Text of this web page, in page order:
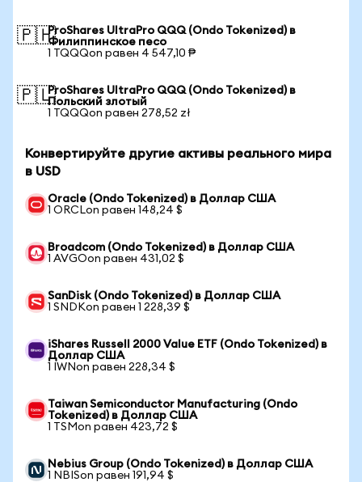
🇵🇭ProShares UltraPro QQQ (Ondo Tokenized) в
Филиппинское песо
1 TQQQon равен 4 547,10 ₱
🇵🇱ProShares UltraPro QQQ (Ondo Tokenized) в
Польский злотый
1 TQQQon равен 278,52 zł
Конвертируйте другие активы реального мира
в USD
Oracle (Ondo Tokenized) в Доллар США
1 ORCLon равен 148,24 $
Broadcom (Ondo Tokenized) в Доллар США
1 AVGOon равен 431,02 $
SanDisk (Ondo Tokenized) в Доллар США
1 SNDKon равен 1 228,39 $
iShares Russell 2000 Value ETF (Ondo Tokenized) в
Доллар США
1 IWNon равен 228,34 $
Taiwan Semiconductor Manufacturing (Ondo
Tokenized) в Доллар США
1 TSMon равен 423,72 $
Nebius Group (Ondo Tokenized) в Доллар США
1 NBISon равен 191,94 $